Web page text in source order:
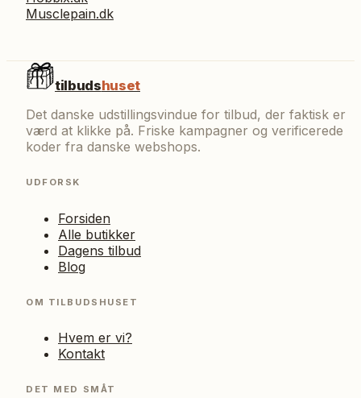
Musclepain.dk
tilbudshuset
Det danske udstillingsvindue for tilbud, der faktisk er
værd at klikke på. Friske kampagner og verificerede
koder fra danske webshops.
UDFORSK
Forsiden
Alle butikker
Dagens tilbud
Blog
OM TILBUDSHUSET
Hvem er vi?
Kontakt
DET MED SMÅT